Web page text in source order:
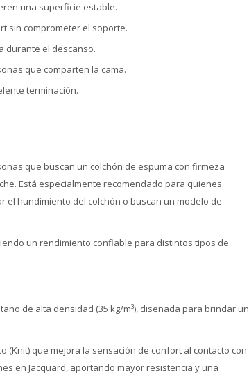
una superficie estable.
sin comprometer el soporte.
durante el descanso.
que comparten la cama.
terminación.
que buscan un colchón de espuma con firmeza
Está especialmente recomendado para quienes
hundimiento del colchón o buscan un modelo de
un rendimiento confiable para distintos tipos de
de alta densidad (35 kg/m³), diseñada para brindar un
que mejora la sensación de confort al contacto con
en Jacquard, aportando mayor resistencia y una